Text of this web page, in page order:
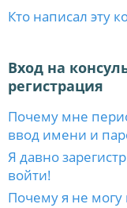
Кто написал эту
Вход на
регистрация
Почему мне
ввод имени и
Я давно
войти!
Почему я не могу